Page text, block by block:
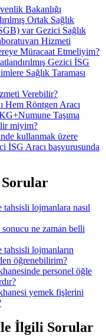
Bakanlığı
Ortak Sağlık
var Gezici Sağlık
Hizmeti
Müracaat Etmeliyim?
Gezici İSG
Sağlık Taraması
Verebilir?
Hem Röntgen Aracı
Taşıma
miyim?
kullanmak üzere
İSG Aracı başvurusunda
lojmanlara nasıl
ne zaman belli
lojmanların
öğrenebilirim?
personel öğle
yemek fişlerini
İlgili Sorular